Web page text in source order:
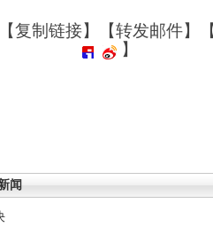
复制链接】【转发邮件】
】
闻